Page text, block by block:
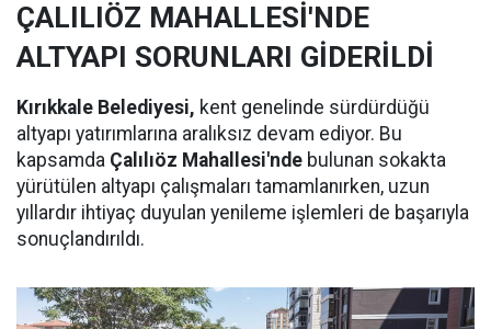
ÇALILIÖZ MAHALLESİ'NDE
ALTYAPI SORUNLARI GİDERİLDİ
Kırıkkale Belediyesi, kent genelinde sürdürdüğü
altyapı yatırımlarına aralıksız devam ediyor. Bu
kapsamda Çalılıöz Mahallesi'nde bulunan sokakta
yürütülen altyapı çalışmaları tamamlanırken, uzun
yıllardır ihtiyaç duyulan yenileme işlemleri de başarıyla
sonuçlandırıldı.